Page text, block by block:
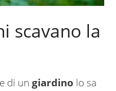
scavano la
di un giardino lo sa